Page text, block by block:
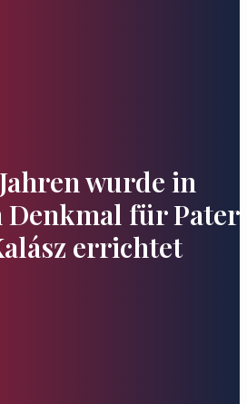
wurde in
Denkmal für Pater
errichtet